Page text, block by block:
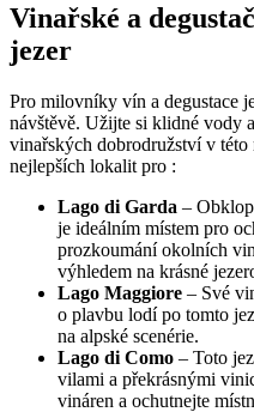
Vinařské a
jezer
Pro milovníky vín a degustace
návštěvě. Užijte si klidné vody
vinařských dobrodružství v této
nejlepších lokalit pro :
Lago di Garda –
je ideálním místem pro
prozkoumání okolních
výhledem na krásné
Lago Maggiore – Své
o plavbu lodí po tomto
na alpské scenérie.
Lago di Como – Toto
vilami a překrásnými
vináren a ochutnejte